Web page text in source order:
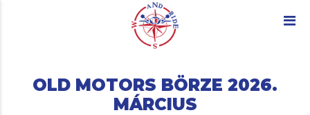
OLD MOTORS BÖRZE 2026.
MÁRCIUS